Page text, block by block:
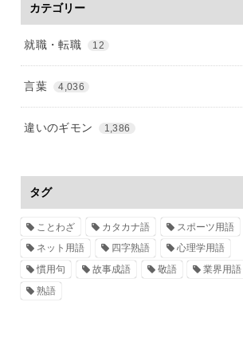
カテゴリー
就職・転職 12
言葉 4,036
違いのギモン 1,386
タグ
ことわざ カタカナ語
スポーツ用語
ネット用語
四字熟語
心理学用語
慣用句
故事成語 敬語
業界用語
熟語